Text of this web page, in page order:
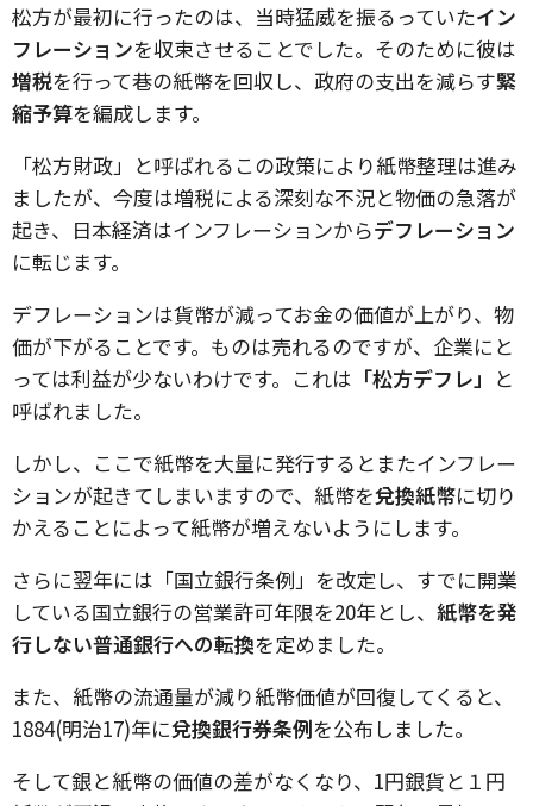
松方が最初に行ったのは、当時猛威を振るっていたイン
フレーションを収束させることでした。そのために彼は
増税を行って巷の紙幣を回収し、政府の支出を減らす緊
縮予算を編成します。
「松方財政」と呼ばれるこの政策により紙幣整理は進み
ましたが、今度は増税による深刻な不況と物価の急落が
起き、日本経済はインフレーションからデフレーション
に転じます。
デフレーションは貨幣が減ってお金の価値が上がり、物
価が下がることです。ものは売れるのですが、企業にと
っては利益が少ないわけです。これは 「松方デフレ」 と
呼ばれました。
しかし、ここで紙幣を大量に発行するとまたインフレー
ションが起きてしまいますので、紙幣を兌換紙幣に切り
かえることによって紙幣が増えないようにします。
さらに翌年には「国立銀行条例」を改定し、すでに開業
している国立銀行の営業許可年限を20年とし、 紙幣を発
行しない普通銀行への転換を定めました。
また、紙幣の流通量が減り紙幣価値が回復してくると、
1884(明治17)年に兌換銀行券条例を公布しました。
そして銀と紙幣の価値の差がなくなり、1円銀貨と１円